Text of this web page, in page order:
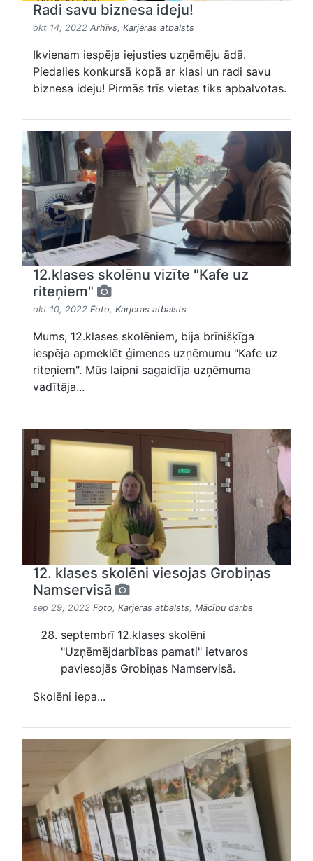
Radi savu biznesa ideju!
okt 14, 2022 Arhīvs, Karjeras atbalsts
Ikvienam iespēja iejusties uzņēmēju ādā.
Piedalies konkursā kopā ar klasi un radi savu
biznesa ideju! Pirmās trīs vietas tiks apbalvotas.
12.klases skolēnu vizīte "Kafe uz
riteņiem"
okt 10, 2022 Foto, Karjeras atbalsts
Mums, 12.klases skolēniem, bija brīnišķīga
iespēja apmeklēt ģimenes uzņēmumu "Kafe uz
riteņiem". Mūs laipni sagaidīja uzņēmuma
vadītāja...
12. klases skolēni viesojas Grobiņas
Namservisā
sep 29, 2022 Foto, Karjeras atbalsts, Mācību darbs
septembrī 12.klases skolēni
"Uzņēmējdarbības pamati" ietvaros
paviesojās Grobiņas Namservisā.
Skolēni iepa...